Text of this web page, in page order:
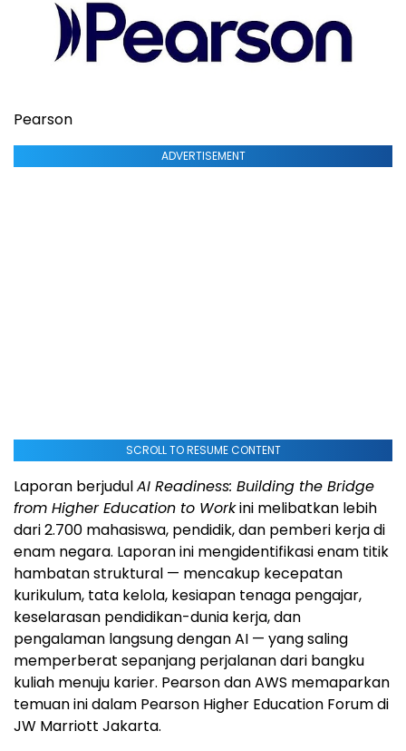
Pearson
ADVERTISEMENT
SCROLL TO RESUME CONTENT
Laporan berjudulAI Readiness: Building the Bridge
from Higher Education to Workini melibatkan lebih
dari 2.700 mahasiswa, pendidik, dan pemberi kerja di
enam negara. Laporan ini mengidentifikasi enam titik
hambatan struktural — mencakup kecepatan
kurikulum, tata kelola, kesiapan tenaga pengajar,
keselarasan pendidikan-dunia kerja, dan
pengalaman langsung dengan AI — yang saling
memperberat sepanjang perjalanan dari bangku
kuliah menuju karier. Pearson dan AWS memaparkan
temuan ini dalam Pearson Higher Education Forum di
JW Marriott Jakarta.